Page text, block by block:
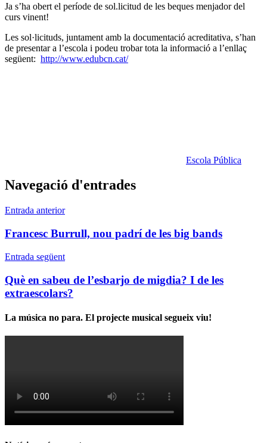
Ja s’ha obert el període de sol.licitud de les beques menjadordel
curs vinent!
Les sol·licituds, juntament amb la documentació acreditativa, s’han
de presentar a l’escola i podeu trobar tota la informació a l’enllaç
següent: http://www.edubcn.cat/
Escola Pública
Navegació d'entrades
Entrada anterior
Francesc Burrull, nou padrí de les big bands
Entrada següent
Què en sabeu de l’esbarjo de migdia? I de les
extraescolars?
La música no para. El projecte musical segueix viu!